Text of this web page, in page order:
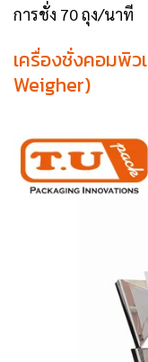
การชั่ง 70 ถุง/นาที
เครื่องชั่งคอมพิ
Weigher)